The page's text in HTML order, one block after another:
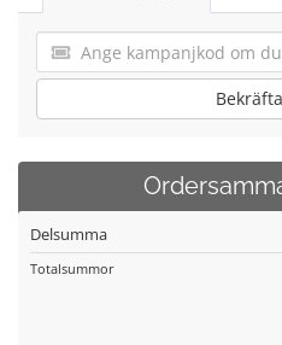
Delsumma
Totalsummor